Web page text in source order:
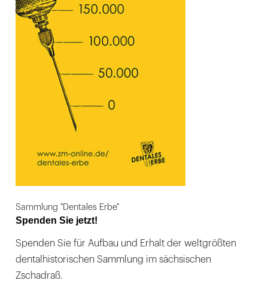
Sammlung "Dentales Erbe"
Spenden Sie jetzt!
Spenden Sie für Aufbau und Erhalt der weltgrößten
dentalhistorischen Sammlung im sächsischen
Zschadraß.